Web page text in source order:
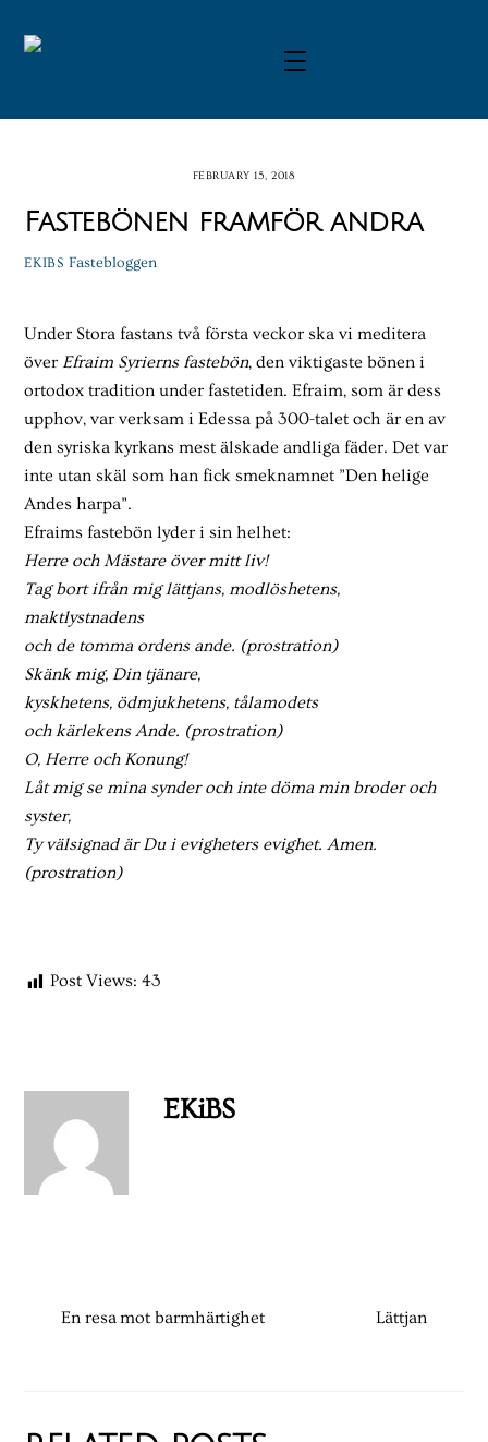
Menu
FEBRUARY 15, 2018
Fastebönen framför andra
EKIBS Fastebloggen
Under Stora fastans två första veckor ska vi meditera
överEfraim Syrierns fastebön, den viktigaste bönen i
ortodox tradition under fastetiden. Efraim, som är dess
upphov, var verksam i Edessa på 300-talet och är en av
den syriska kyrkans mest älskade andliga fäder. Det var
inte utan skäl som han fick smeknamnet ”Den helige
Andes harpa”.
Efraims fastebön lyder i sin helhet:
Herre och Mästare över mitt liv!
Tag bort ifrån mig lättjans, modlöshetens,
maktlystnadens
och de tomma ordens ande. (prostration)
Skänk mig, Din tjänare,
kyskhetens, ödmjukhetens, tålamodets
och kärlekens Ande. (prostration)
O, Herre och Konung!
Låt mig se mina synder och inte döma min broder och
syster,
Ty välsignad är Du i evigheters evighet. Amen.
(prostration)
Post Views: 43
EKiBS
En resa mot barmhärtighet Lättjan